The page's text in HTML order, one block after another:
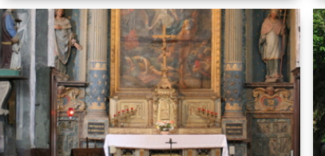
dispose de sa propre salle de bain et toilettes.
Maison non fumeur. Ménage, draps et serviettes
compris.